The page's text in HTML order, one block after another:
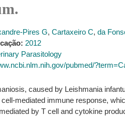
Pires G, Cartaxeiro C, da
2012
Parasitology
pubmed/
caused by Leishmania
mediated immune response,
by T cell and cytokine